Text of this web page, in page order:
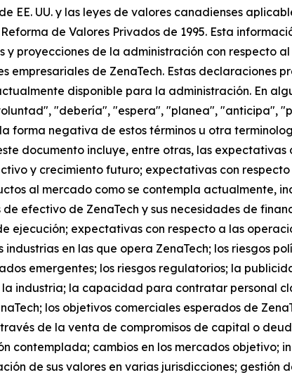
EE. UU. y las leyes de valores canadienses
de Valores Privados de 1995. Esta
proyecciones de la administración con respecto
empresariales de ZenaTech. Estas declaraciones
disponible para la administración. En
"debería", "espera", "planea", "anticipa",
forma negativa de estos términos u otra
documento incluye, entre otras, las expectativas
y crecimiento futuro; expectativas con
al mercado como se contempla actualmente,
efectivo de ZenaTech y sus necesidades de
ejecución; expectativas con respecto a las
en las que opera ZenaTech; los riesgos
emergentes; los riesgos regulatorios; la
industria; la capacidad para contratar personal
los objetivos comerciales esperados de
de la venta de compromisos de capital o
contemplada; cambios en los mercados objetivo;
de sus valores en varias jurisdicciones; gestión